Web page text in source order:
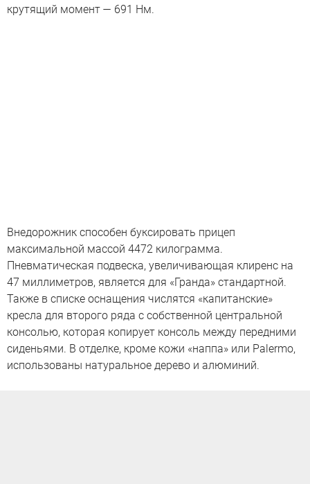
крутящий момент — 691 Нм.
Внедорожник способен буксировать прицеп
максимальной массой 4472 килограмма.
Пневматическая подвеска, увеличивающая клиренс на
47 миллиметров, является для «Гранда» стандартной.
Также в списке оснащения числятся «капитанские»
кресла для второго ряда с собственной центральной
консолью, которая копирует консоль между передними
сиденьями. В отделке, кроме кожи «наппа» или Palermo,
использованы натуральное дерево и алюминий.